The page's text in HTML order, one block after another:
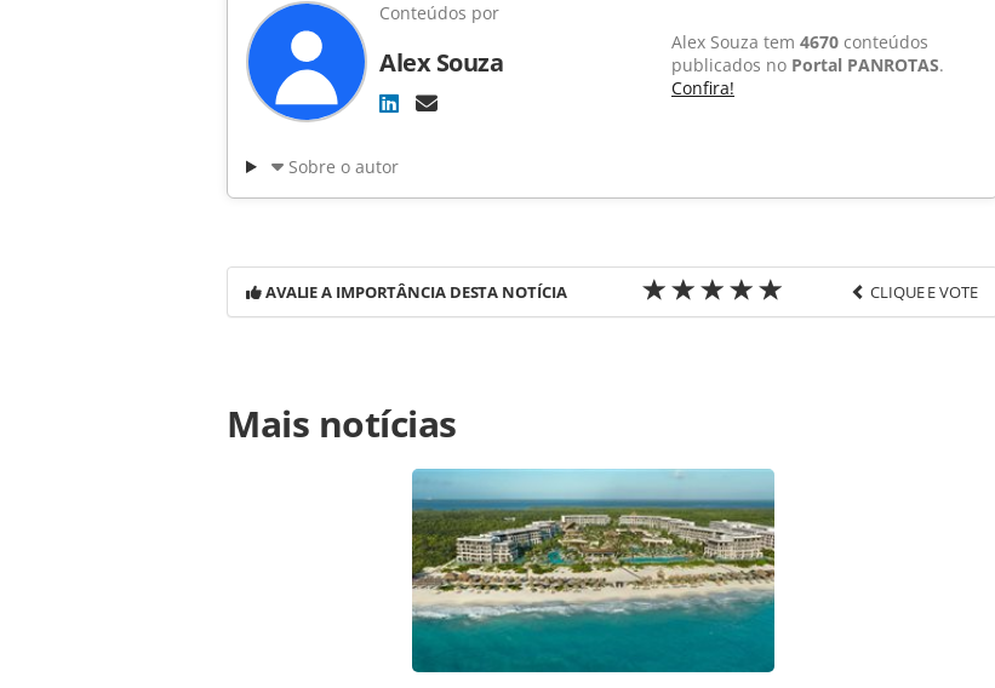
Conteúdos por
Alex Souza
Alex Souza tem 4670 conteúdos
publicados no Portal PANROTAS.
Confira!
Sobre o autor
AVALIE A IMPORTÂNCIA DESTA NOTÍCIA CLIQUE E VOTE
https://www.panrotas.com.br/noticia-turismo/mercado/2015/04/plataforma-quer-se-
tornar-a-maior-distribuidora-do-turismo_112732.html ou as ferramentas oferecidas na
página. Todo o conteúdo produzido pela PANROTAS Editora é protegido pela legislação
brasileira sobre direito autoral. Não reproduza o conteúdo sem autorização da
PANROTAS Editora (copyright@panrotas.com.br).
Mais notícias